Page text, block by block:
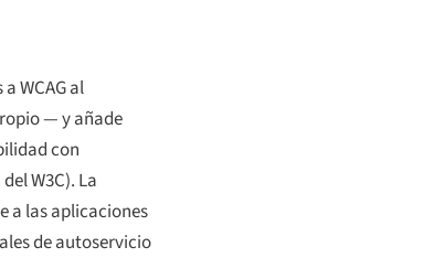
WCAG al
— y añade
con
W3C). La
a las aplicaciones
de autoservicio